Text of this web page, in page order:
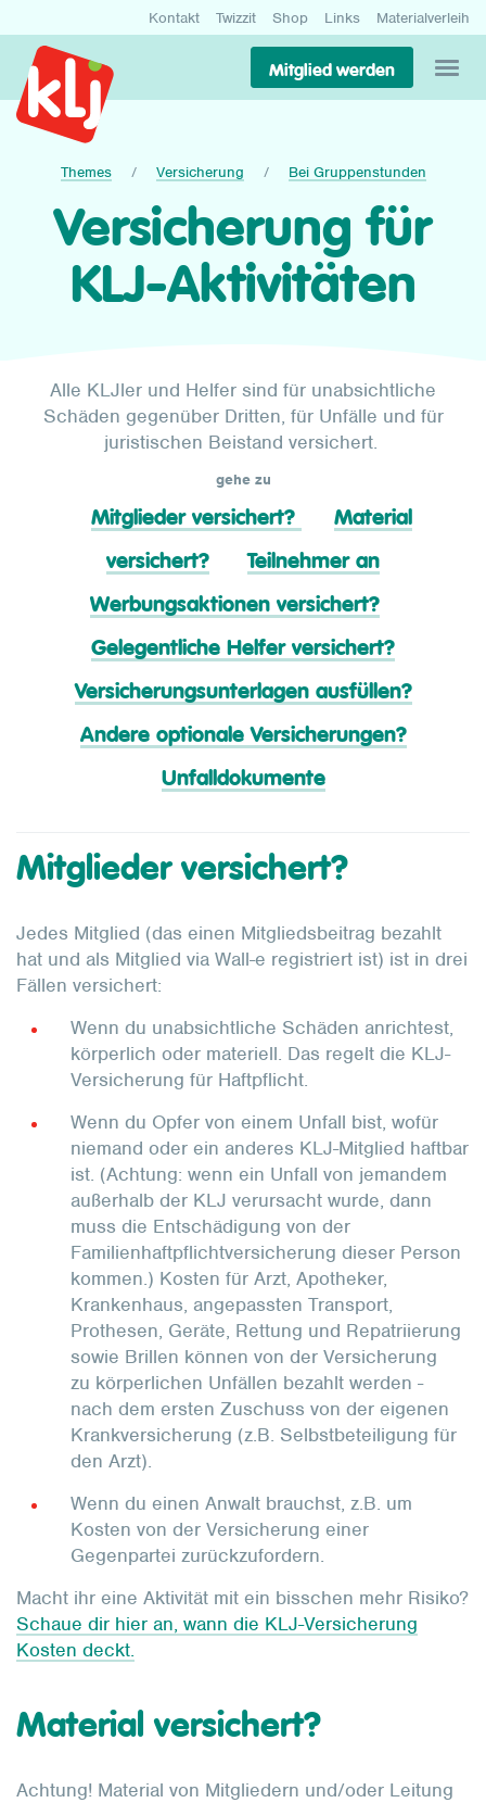
Kontakt Twizzit Shop Links Materialverleih
Mitglied werden
Themes Versicherung Bei Gruppenstunden
Versicherung für
KLJ-Aktivitäten
Alle KLJler und Helfer sind für unabsichtliche
Schäden gegenüber Dritten, für Unfälle und für
juristischen Beistand versichert.
gehe zu
Mitglieder versichert?
Material
versichert?
Teilnehmer an
Werbungsaktionen versichert?
Gelegentliche Helfer versichert?
Versicherungsunterlagen ausfüllen?
Andere optionale Versicherungen?
Unfalldokumente
Mitglieder versichert?
Jedes Mitglied (das einen Mitgliedsbeitrag bezahlt
hat und als Mitglied via Wall-e registriert ist) ist in drei
Fällen versichert:
Wenn du unabsichtliche Schäden anrichtest,
körperlich oder materiell. Das regelt die KLJ-
Versicherung für Haftpflicht.
Wenn du Opfer von einem Unfall bist, wofür
niemand oder ein anderes KLJ-Mitglied haftbar
ist. (Achtung: wenn ein Unfall von jemandem
außerhalb der KLJ verursacht wurde, dann
muss die Entschädigung von der
Familienhaftpflichtversicherung dieser Person
kommen.) Kosten für Arzt, Apotheker,
Krankenhaus, angepassten Transport,
Prothesen, Geräte, Rettung und Repatriierung
sowie Brillen können von der Versicherung
zu körperlichen Unfällen bezahlt werden -
nach dem ersten Zuschuss von der eigenen
Krankversicherung (z.B. Selbstbeteiligung für
den Arzt).
Wenn du einen Anwalt brauchst, z.B. um
Kosten von der Versicherung einer
Gegenpartei zurückzufordern.
Macht ihr eine Aktivität mit ein bisschen mehr Risiko?
Schaue dir hier an, wann die KLJ-Versicherung
Kosten deckt.
Material versichert?
Achtung! Material von Mitgliedern und/oder Leitung